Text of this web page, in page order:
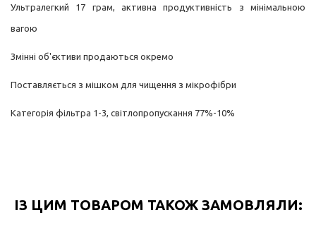
Ультралегкий 17 грам, активна продуктивність з мінімальною
вагою
Змінні об'єктиви продаються окремо
Поставляється з мішком для чищення з мікрофібри
Категорія фільтра 1-3, світлопропускання 77%-10%
ІЗ ЦИМ ТОВАРОМ ТАКОЖ ЗАМОВЛЯЛИ: